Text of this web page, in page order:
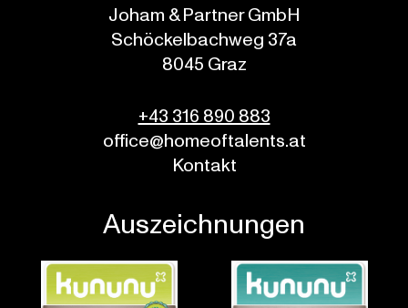
Joham & Partner GmbH
Schöckelbachweg 37a
8045 Graz
+43 316 890 883
office@homeoftalents.at
Kontakt
Auszeichnungen